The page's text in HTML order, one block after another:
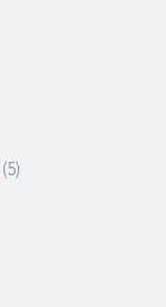
(5)